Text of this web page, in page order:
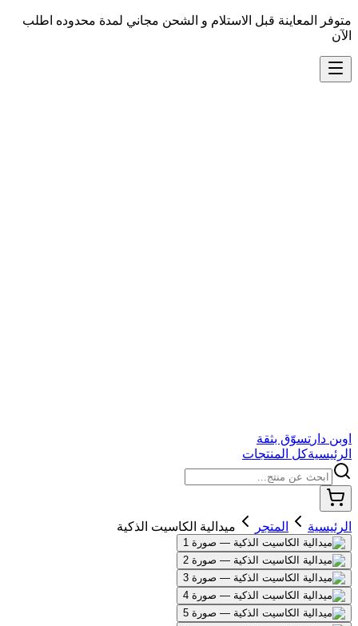
متوفر المعاينة قبل الاستلام و الشحن مجاني لمدة محدوده اطلب
الآن
اوبن دار تسوّق بثقة
الرئيسيةكل المنتجات
الرئيسية المتجر ميدالية الكاسيت الذكية